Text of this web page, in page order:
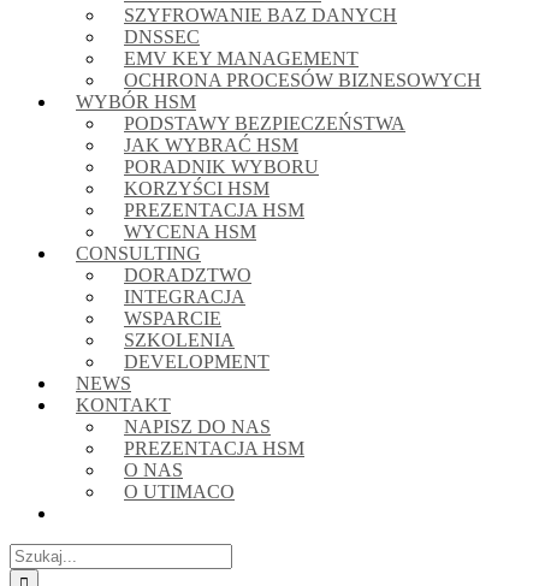
SZYFROWANIE BAZ DANYCH
DNSSEC
EMV KEY MANAGEMENT
OCHRONA PROCESÓW BIZNESOWYCH
WYBÓR HSM
PODSTAWY BEZPIECZEŃSTWA
JAK WYBRAĆ HSM
PORADNIK WYBORU
KORZYŚCI HSM
PREZENTACJA HSM
WYCENA HSM
CONSULTING
DORADZTWO
INTEGRACJA
WSPARCIE
SZKOLENIA
DEVELOPMENT
NEWS
KONTAKT
NAPISZ DO NAS
PREZENTACJA HSM
O NAS
O UTIMACO
Szukaj